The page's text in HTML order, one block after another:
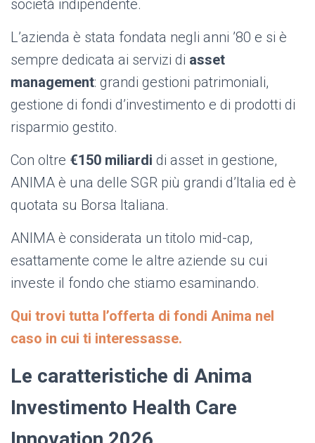
società indipendente.
L’azienda è stata fondata negli anni ’80 e si è
sempre dedicata ai servizi di asset
management: grandi gestioni patrimoniali,
gestione di fondi d’investimento e di prodotti di
risparmio gestito.
Con oltre €150 miliardi di asset in gestione,
ANIMA è una delle SGR più grandi d’Italia ed è
quotata su Borsa Italiana.
ANIMA è considerata un titolo mid-cap,
esattamente come le altre aziende su cui
investe il fondo che stiamo esaminando.
Qui trovi tutta l’offerta di fondi Anima nel
caso in cui ti interessasse.
Le caratteristiche di Anima
Investimento Health Care